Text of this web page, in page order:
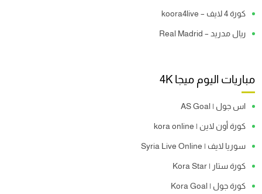
كورة 4 لايف – koora4live
ريال مدريد – Real Madrid
مباريات اليوم ميجا 4K
اس جول | AS Goal
كورة أون لاين | kora online
سوريا لايف | Syria Live Online
كورة ستار | Kora Star
كورة جول | Kora Goal